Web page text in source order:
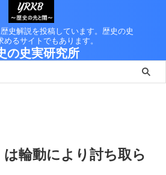
史解説を投稿しています。歴史の史
めるサイトでもあります。
の史実研究所
輪動により討ち取ら